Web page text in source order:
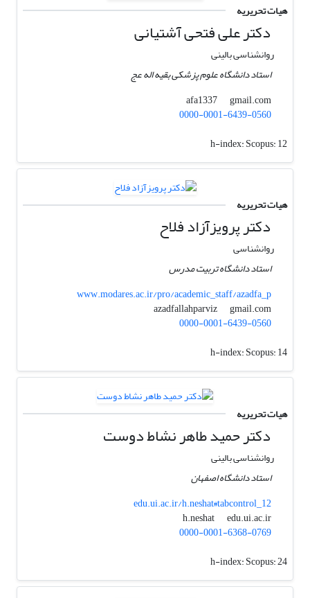
هیات تحریریه
دکتر علی فتحی آشتیانی
روانشناسی بالینی
استاد دانشگاه علوم پزشکی بقیه اله عج
afa1337
gmail.com
0000-0001-6439-0560
h-index:Scopus: 12
هیات تحریریه
دکتر پرویزآزاد فلاح
روانشناسی
استاد دانشگاه تربیت مدرس
www.modares.ac.ir/pro/academic_staff/azadfa_p
azadfallahparviz
gmail.com
0000-0001-6439-0560
h-index:Scopus: 14
هیات تحریریه
دکتر حمید طاهر نشاط دوست‌
روانشناسی بالینی
استاد دانشگاه اصفهان
edu.ui.ac.ir/h.neshat#tabcontrol_12
h.neshat
edu.ui.ac.ir
0000-0001-6368-0769
h-index:Scopus: 24